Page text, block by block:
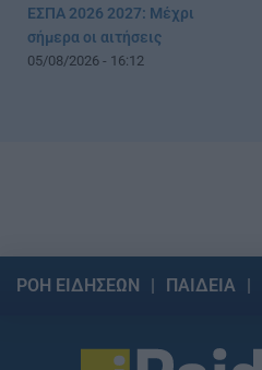
ΕΣΠΑ 2026 2027: Μέχρι
σήμερα οι αιτήσεις
05/08/2026 - 16:12
ΡΟΗ ΕΙΔΗΣΕΩΝ ΠΑΙΔΕΙΑ